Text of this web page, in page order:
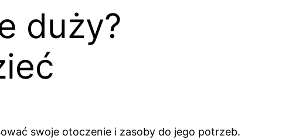
duży?
swoje otoczenie i zasoby do jego potrzeb.